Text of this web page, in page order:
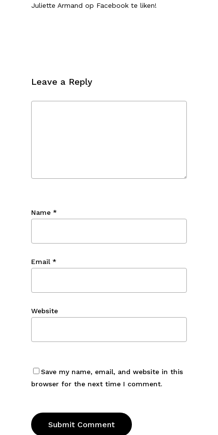
Juliette Armand op Facebook te liken!
Leave a Reply
Name *
Email *
Website
Save my name, email, and website in this
browser for the next time I comment.